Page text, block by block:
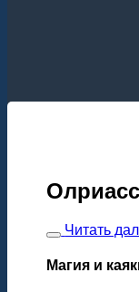
Читать
Магия и